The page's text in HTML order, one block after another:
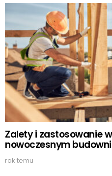
Zalety i zastosowanie
nowoczesnym
rok temu